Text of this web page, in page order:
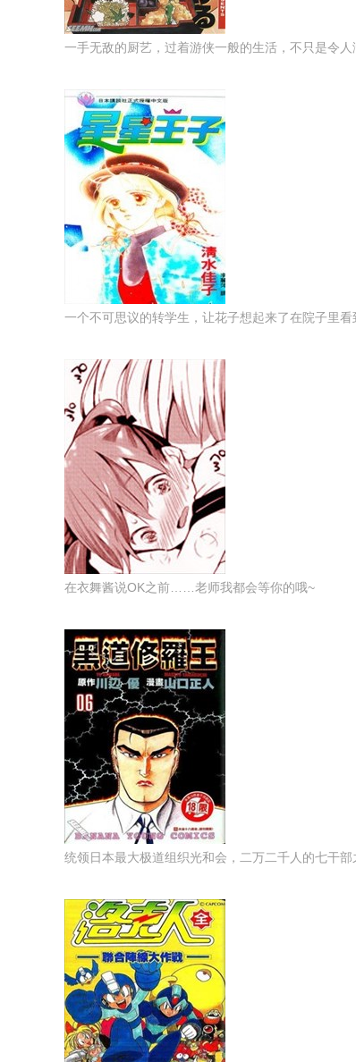
一手无敌的厨艺，过着游侠一般的生活，不只是令
一个不可思议的转学生，让花子想起来了在院子里
在衣舞酱说OK之前……老师我都会等你的哦~
统领日本最大极道组织光和会，二万二千人的七干